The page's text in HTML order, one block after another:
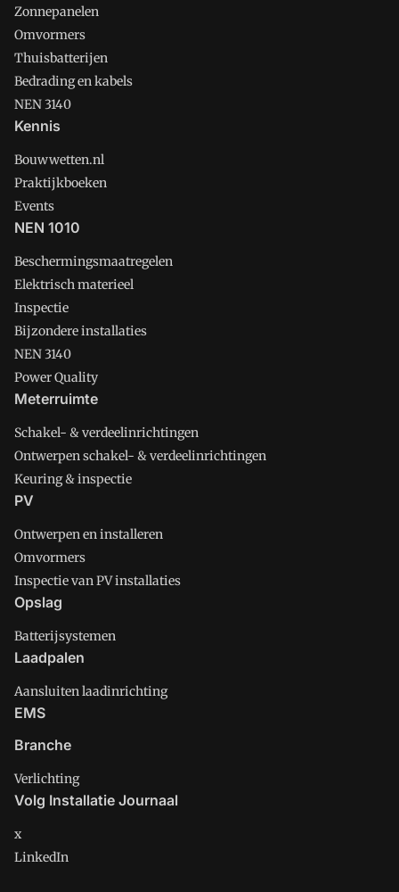
Zonnepanelen
Omvormers
Thuisbatterijen
Bedrading en kabels
NEN 3140
Kennis
Bouwwetten.nl
Praktijkboeken
Events
NEN 1010
Beschermingsmaatregelen
Elektrisch materieel
Inspectie
Bijzondere installaties
NEN 3140
Power Quality
Meterruimte
Schakel- & verdeelinrichtingen
Ontwerpen schakel- & verdeelinrichtingen
Keuring & inspectie
PV
Ontwerpen en installeren
Omvormers
Inspectie van PV installaties
Opslag
Batterijsystemen
Laadpalen
Aansluiten laadinrichting
EMS
Branche
Verlichting
Volg Installatie Journaal
x
LinkedIn